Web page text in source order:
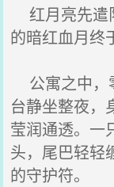
红月亮先遣
的暗红血月终
公寓之中，
台静坐整夜，
莹润通透。一
头，尾巴轻轻
的守护符。